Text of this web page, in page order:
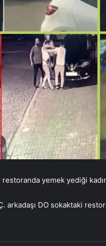
yemek yediği
arkadaşı DO sokaktaki